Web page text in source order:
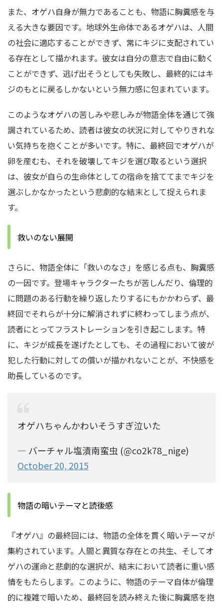
また、オゲハ自身が無力であることも、物語に胸糞感を与
える大きな要因です。地球外生命体であるオゲハは、人間
の社会に適応することができず、常にキジに支配されてい
る存在として描かれます。彼女は自分の意志で自由に動く
ことができず、逃げ出そうとしても失敗し、最終的にはキ
ジのもとに戻るしかないという無力感に包まれています。
このようなオゲハの苦しみや悲しみが物語全体を通じて強
調されているため、読者は彼女の状況に対してやりきれな
い気持ちを抱くことが多いです。特に、最終回でオゲハが
卵を産むも、それを破壊してキジを選び取るという選択
は、彼女が自らの生命体としての宿命を捨ててまでキジを
選ぶしかなかったという悲劇的な結末として捉えられま
す。
救いのない展開
さらに、物語全体に「救いのなさ」を感じる点も、胸糞感
の一因です。登場キャラクターたちが苦しんだり、倫理的
に問題のある行動を繰り返したりするにもかかわらず、最
終回でそれらが十分に解消されずに終わってしまう点が、
読者にとってフラストレーションを引き起こします。特
に、キジが成長を遂げたとしても、その過程において彼が
犯した行動に対しての償いが描かれないことが、不快感を
助長しているのです。
オゲハちゃんかわいそうすぎ泣いた
— バーチャル塩漬南蛮虫 (@co2k78_nige)
October 20, 2015
物語の暗いテーマと読後感
『オゲハ』の最終回には、物語の全体を貫く暗いテーマが
集約されています。人間と異質な存在との共生、そしてオ
ゲハの運命と悲劇的な選択が、結末において読者に重い感
情をもたらします。このように、物語のテーマ自体が倫理
的に複雑で暗いため、最終回を読み終えた後に胸糞感を抱